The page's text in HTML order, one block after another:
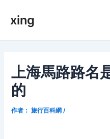
xing
上海馬路路名
的
作者： 旅行百科網 /